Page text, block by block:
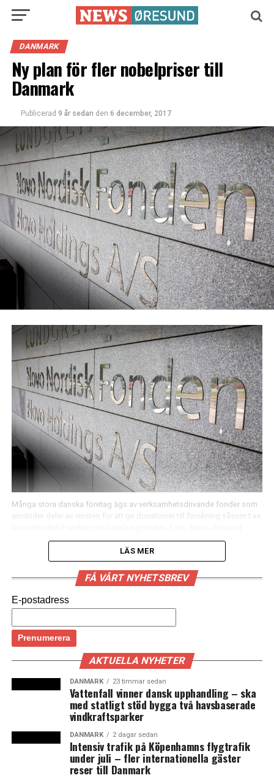
DANMARK
Ny plan för fler nobelpriser till
Danmark
Publicerad 9 år sedan den 6 december, 2017
Många stora danska företag ägs av verksamhetsdrivande fonder som
använder delar av vinsten för att ge donationer till forskning såsom t.ex.
En Nobelpakt mellan den danska regeringen och
toppnivå. Målet är att fler danska forskare ska få
I tisdags presenterade Danmarks utbildnings- och
forskningsminister Søren Pind tillsammans med
statsminister Lars Løkke Rasmussen en ny
forskningspolitisk strategi. Den innebär att regeringen
etablerar en så kallad Nobelpakt i samarbete med olika
fonder som stöttar dansk forskning. Pakten ska efter
samråd med universiteten välja ut och etablera några få
speciella ”Nobellpriscentra” där det ska bedrivas
”excellent forskning” på alla högsta internationella nivå.
LÄS MER
FÅ VÅRT NYHETSBREV
E-postadress
AKTUELLA NYHETER
DANMARK 23 timmar sedan
Vattenfall vinner dansk upphandling – ska
med statligt stöd bygga två havsbaserade
vindkraftsparker
DANMARK 2 dagar sedan
Intensiv trafik på Köpenhamns flygtrafik
under juli – fler internationella gäster
reser till Danmark